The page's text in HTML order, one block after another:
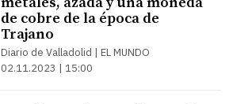
de cobre de la época de
Trajano
Diario de Valladolid | EL MUNDO
02.11.2023 | 15:00